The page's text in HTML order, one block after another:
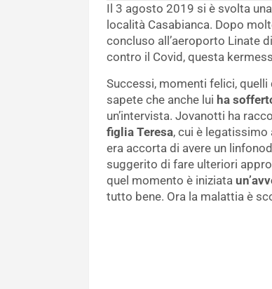
Il 3 agosto 2019 si è svolta
località Casabianca. Dopo
concluso all’aeroporto Linate
contro il Covid, questa
Successi, momenti felici,
sapete che anche lui ha
un’intervista. Jovanotti ha
figlia Teresa, cui è legatissimo
era accorta di avere un
suggerito di fare ulteriori
quel momento è iniziata
tutto bene. Ora la malattia è